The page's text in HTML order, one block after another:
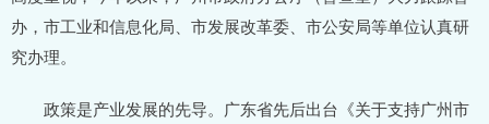
办，市工业和信息化局、市发展改革委、市公安局等单位认真研
究办理。
政策是产业发展的先导。广东省先后出台《关于支持广州市